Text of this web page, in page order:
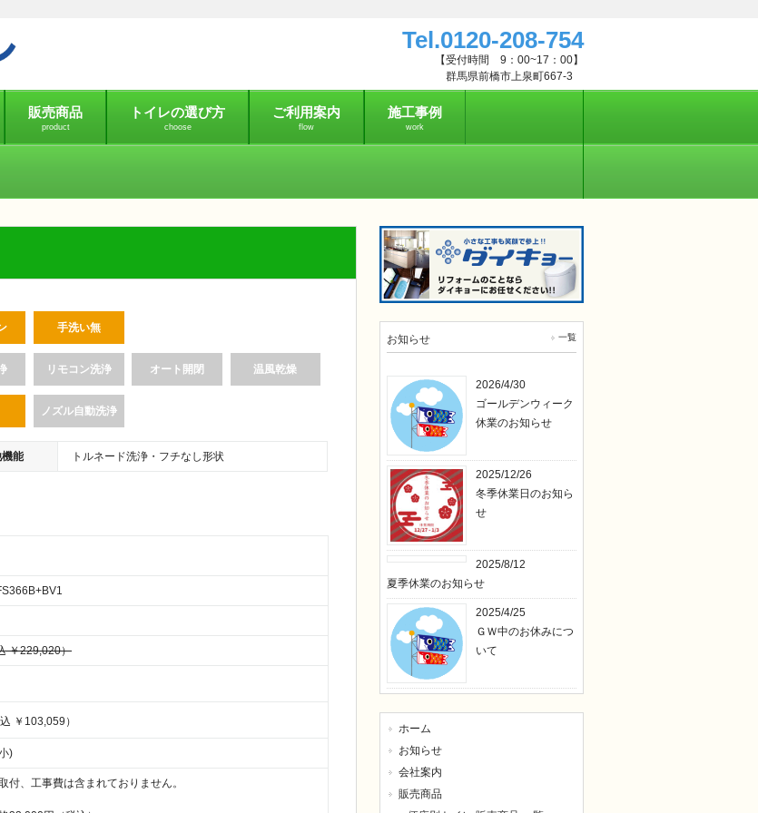
Tel.0120-208-754
【受付時間 9：00~17：00】
群馬県前橋市上泉町667-3
販売商品
product
トイレの選び方
choose
ご利用案内
flow
施工事例
work
手洗い無
リモコン洗浄 オート開閉 温風乾燥
ノズル自動洗浄
機能 トルネード洗浄・フチなし形状
￥229,020）
込 ￥103,059）
)
付、工事費は含まれておりません。
お知らせ 一覧
2026/4/30
ゴールデンウィーク
休業のお知らせ
2025/12/26
冬季休業日のお知ら
せ
2025/8/12
夏季休業のお知らせ
2025/4/25
ＧＷ中のお休みにつ
いて
ホーム
お知らせ
会社案内
販売商品